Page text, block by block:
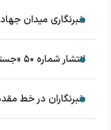
خبرنگاری میدان
انتشار شماره ۵۰ «جستارهای اقتصادی با رویکرد اسلامی»
خبرنگاران در خط